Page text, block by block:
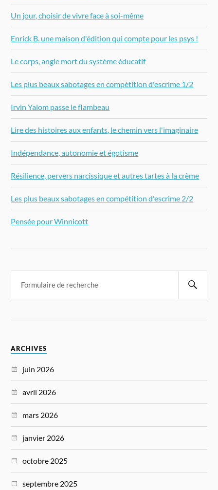
Un jour, choisir de vivre face à soi-même
Enrick B. une maison d'édition qui compte pour les psys !
Le corps, angle mort du système éducatif
Les plus beaux sabotages en compétition d'escrime 1/2
Irvin Yalom passe le flambeau
Lire des histoires aux enfants, le chemin vers l'imaginaire
Indépendance, autonomie et égotisme
Résilience, pervers narcissique et autres tartes à la crème
Les plus beaux sabotages en compétition d'escrime 2/2
Pensée pour Winnicott
ARCHIVES
juin 2026
avril 2026
mars 2026
janvier 2026
octobre 2025
septembre 2025